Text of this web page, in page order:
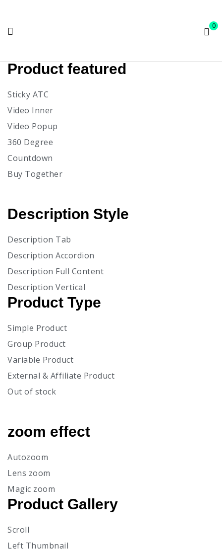
0
Product featured
Sticky ATC
Video Inner
Video Popup
360 Degree
Countdown
Buy Together
Description Style
Description Tab
Description Accordion
Description Full Content
Description Vertical
Product Type
Simple Product
Group Product
Variable Product
External & Affiliate Product
Out of stock
zoom effect
Autozoom
Lens zoom
Magic zoom
Product Gallery
Scroll
Left Thumbnail